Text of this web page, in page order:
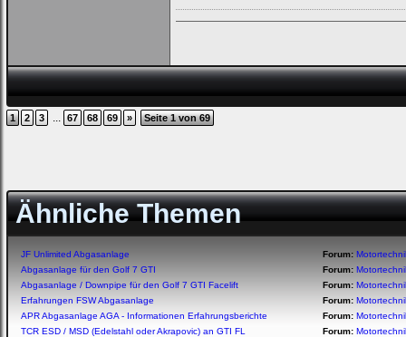
1 2 3 ... 67 68 69 » Seite 1 von 69
Ähnliche Themen
JF Unlimited Abgasanlage Forum:
Abgasanlage für den Golf 7 GTI
Forum:
Abgasanlage / Downpipe für den Golf 7 GTI Facelift
Forum:
Erfahrungen FSW Abgasanlage
Forum:
APR Abgasanlage AGA - Informationen Erfahrungsberichte
Forum:
TCR ESD / MSD (Edelstahl oder Akrapovic) an GTI FL
Forum: